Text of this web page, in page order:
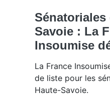
Sénatoriales
Savoie : La
Insoumise
La France
de liste pour les
Haute-Savoie.